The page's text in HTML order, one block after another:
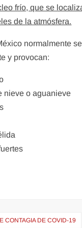
frío, que se
de la atmósfera.
normalmente
y provocan:
nieve o aguanieve
CONTAGIA DE COVID-19